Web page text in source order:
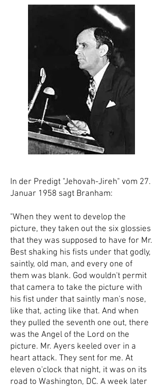
In der Predigt "Jehovah-Jireh" vom 27.
Januar 1958 sagt Branham:
"When they went to develop the
picture, they taken out the six glossies
that they was supposed to have for Mr.
Best shaking his fists under that godly,
saintly, old man, and every one of
them was blank. God wouldn't permit
that camera to take the picture with
his fist under that saintly man's nose,
like that, acting like that. And when
they pulled the seventh one out, there
was the Angel of the Lord on the
picture. Mr. Ayers keeled over in a
heart attack. They sent for me. At
eleven o'clock that night, it was on its
road to Washington, DC. A week later